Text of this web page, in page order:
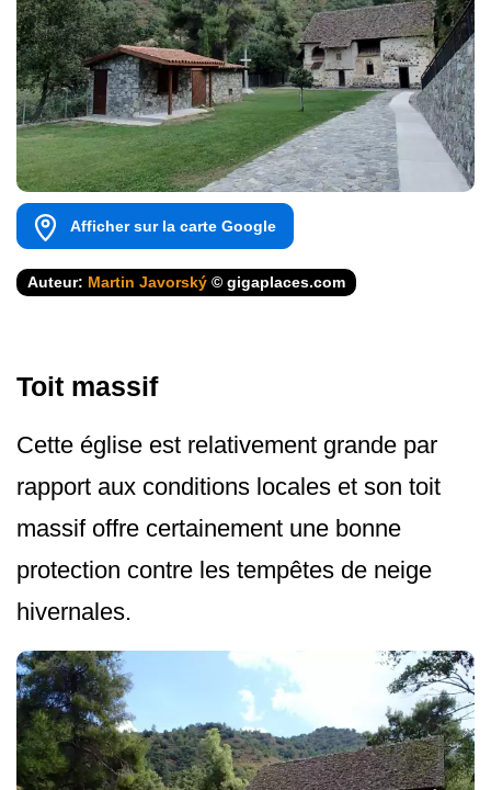
Afficher sur la carte Google
Auteur: Martin Javorský © gigaplaces.com
Toit massif
Cette église est relativement grande par
rapport aux conditions locales et son toit
massif offre certainement une bonne
protection contre les tempêtes de neige
hivernales.